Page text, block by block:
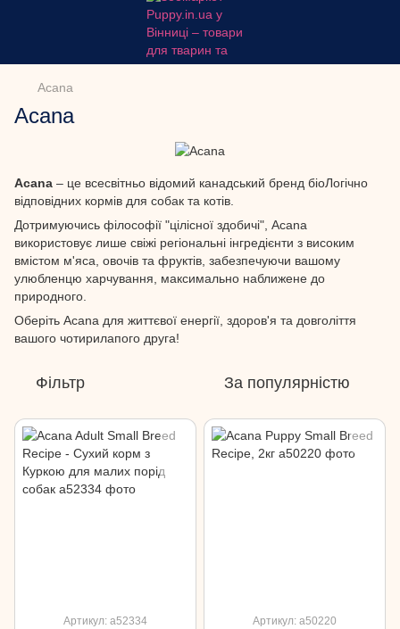
Acana
Acana
Acana – це всесвітньо відомий канадський бренд біоЛогічно
відповідних кормів для собак та котів.
Дотримуючись філософії "цілісної здобичі", Acana
використовує лише свіжі регіональні інгредієнти з високим
вмістом м'яса, овочів та фруктів, забезпечуючи вашому
улюбленцю харчування, максимально наближене до
природного.
Оберіть Acana для життєвої енергії, здоров'я та довголіття
вашого чотирилапого друга!
Фільтр За популярністю
Артикул: a52334 Артикул: a50220